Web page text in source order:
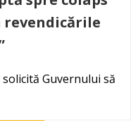
revendicările
Guvernului să